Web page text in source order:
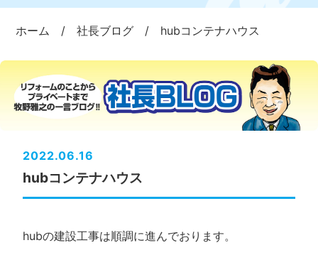
ホーム /社長ブログ / hubコンテナハウス
2022.06.16
hubコンテナハウス
hubの建設工事は順調に進んでおります。